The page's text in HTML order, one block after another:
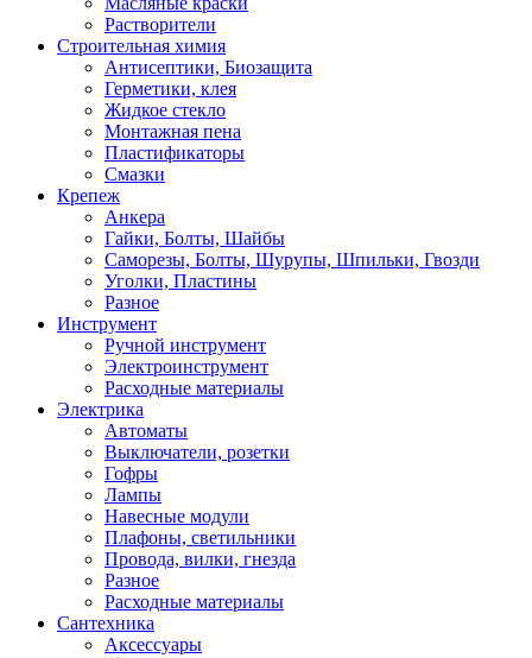
Растворители
Строительная химия
Антисептики, Биозащита
Герметики, клея
Жидкое стекло
Монтажная пена
Пластификаторы
Смазки
Крепеж
Анкера
Гайки, Болты, Шайбы
Саморезы, Болты, Шурупы, Шпильки, Гвозди
Уголки, Пластины
Разное
Инструмент
Ручной инструмент
Электроинструмент
Расходные материалы
Электрика
Автоматы
Выключатели, розетки
Гофры
Лампы
Навесные модули
Плафоны, светильники
Провода, вилки, гнезда
Разное
Расходные материалы
Сантехника
Аксессуары